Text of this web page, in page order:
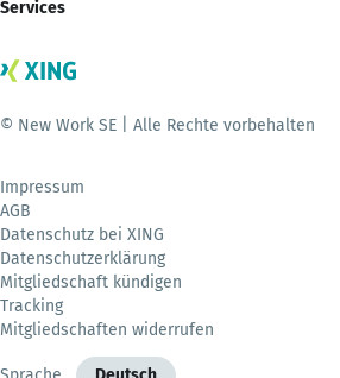
Services
© New Work SE | Alle Rechte vorbehalten
Impressum
AGB
Datenschutz bei XING
Datenschutzerklärung
Mitgliedschaft kündigen
Tracking
Mitgliedschaften widerrufen